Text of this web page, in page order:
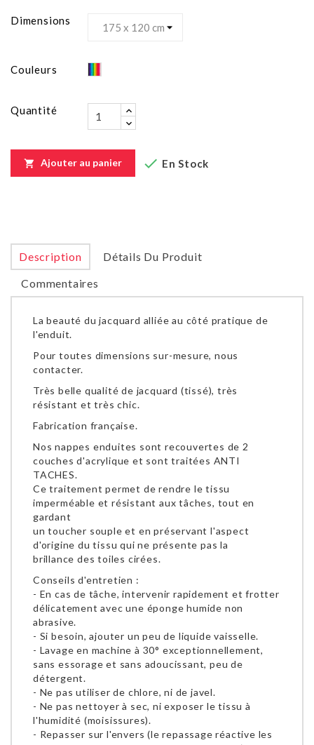
Dimensions
Couleurs Multicolore
Quantité
 Ajouter au panier  En Stock
Description
Détails Du Produit
Commentaires
La beauté du jacquard alliée au côté pratique de
l'enduit.
Pour toutes dimensions sur-mesure, nous
contacter.
Très belle qualité de jacquard (tissé), très
résistant et très chic.
Fabrication française.
Nos nappes enduites sont recouvertes de 2
couches d'acrylique et sont traitées ANTI
TACHES.
Ce traitement permet de rendre le tissu
imperméable et résistant aux tâches, tout en
gardant
un toucher souple et en préservant l'aspect
d'origine du tissu qui ne présente pas la
brillance des toiles cirées.
Conseils d'entretien :
- En cas de tâche, intervenir rapidement et frotter
délicatement avec une éponge humide non
abrasive.
- Si besoin, ajouter un peu de liquide vaisselle.
- Lavage en machine à 30° exceptionnellement,
sans essorage et sans adoucissant, peu de
détergent.
- Ne pas utiliser de chlore, ni de javel.
- Ne pas nettoyer à sec, ni exposer le tissu à
l'humidité (moisissures).
- Repasser sur l'envers (le repassage réactive les